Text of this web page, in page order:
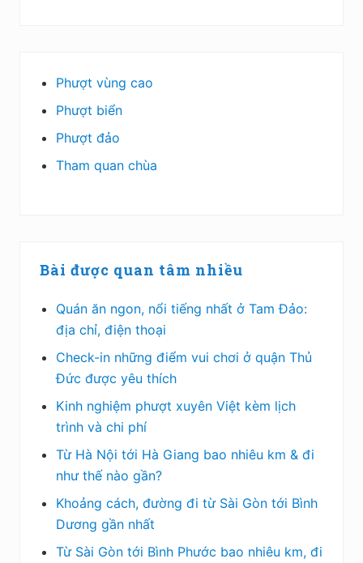
Phượt vùng cao
Phượt biển
Phượt đảo
Tham quan chùa
Bài được quan tâm nhiều
Quán ăn ngon, nổi tiếng nhất ở Tam Đảo:
địa chỉ, điện thoại
Check-in những điểm vui chơi ở quận Thủ
Đức được yêu thích
Kinh nghiệm phượt xuyên Việt kèm lịch
trình và chi phí
Từ Hà Nội tới Hà Giang bao nhiêu km & đi
như thế nào gần?
Khoảng cách, đường đi từ Sài Gòn tới Bình
Dương gần nhất
Từ Sài Gòn tới Bình Phước bao nhiêu km, đi